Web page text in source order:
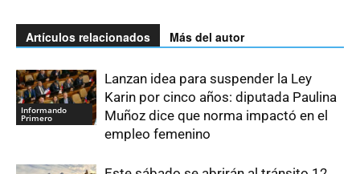
Artículos relacionados Más del autor
Informando
Primero
Lanzan idea para suspender la Ley
Karin por cinco años: diputada Paulina
Muñoz dice que norma impactó en el
empleo femenino